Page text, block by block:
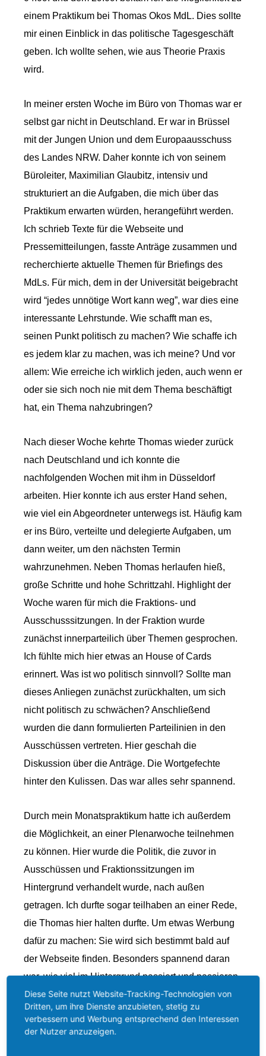
einem Praktikum bei Thomas Okos MdL. Dies sollte
mir einen Einblick in das politische Tagesgeschäft
geben. Ich wollte sehen, wie aus Theorie Praxis
wird.
In meiner ersten Woche im Büro von Thomas war er
selbst gar nicht in Deutschland. Er war in Brüssel
mit der Jungen Union und dem Europaausschuss
des Landes NRW. Daher konnte ich von seinem
Büroleiter, Maximilian Glaubitz, intensiv und
strukturiert an die Aufgaben, die mich über das
Praktikum erwarten würden, herangeführt werden.
Ich schrieb Texte für die Webseite und
Pressemitteilungen, fasste Anträge zusammen und
recherchierte aktuelle Themen für Briefings des
MdLs. Für mich, dem in der Universität beigebracht
wird “jedes unnötige Wort kann weg”, war dies eine
interessante Lehrstunde. Wie schafft man es,
seinen Punkt politisch zu machen? Wie schaffe ich
es jedem klar zu machen, was ich meine? Und vor
allem: Wie erreiche ich wirklich jeden, auch wenn er
oder sie sich noch nie mit dem Thema beschäftigt
hat, ein Thema nahzubringen?
Nach dieser Woche kehrte Thomas wieder zurück
nach Deutschland und ich konnte die
nachfolgenden Wochen mit ihm in Düsseldorf
arbeiten. Hier konnte ich aus erster Hand sehen,
wie viel ein Abgeordneter unterwegs ist. Häufig kam
er ins Büro, verteilte und delegierte Aufgaben, um
dann weiter, um den nächsten Termin
wahrzunehmen. Neben Thomas herlaufen hieß,
große Schritte und hohe Schrittzahl. Highlight der
Woche waren für mich die Fraktions- und
Ausschusssitzungen. In der Fraktion wurde
zunächst innerparteilich über Themen gesprochen.
Ich fühlte mich hier etwas an House of Cards
erinnert. Was ist wo politisch sinnvoll? Sollte man
dieses Anliegen zunächst zurückhalten, um sich
nicht politisch zu schwächen? Anschließend
wurden die dann formulierten Parteilinien in den
Ausschüssen vertreten. Hier geschah die
Diskussion über die Anträge. Die Wortgefechte
hinter den Kulissen. Das war alles sehr spannend.
Durch mein Monatspraktikum hatte ich außerdem
die Möglichkeit, an einer Plenarwoche teilnehmen
zu können. Hier wurde die Politik, die zuvor in
Ausschüssen und Fraktionssitzungen im
Hintergrund verhandelt wurde, nach außen
getragen. Ich durfte sogar teilhaben an einer Rede,
die Thomas hier halten durfte. Um etwas Werbung
dafür zu machen: Sie wird sich bestimmt bald auf
der Webseite finden. Besonders spannend daran
war, wie viel im Hintergrund passiert und passieren
muss, bevor letztlich beschlossen werden kann.
Hier lief Thomas auch nochmal zur Höchstform auf.
Die Besuche im Büro wurden kürzer und die Tage
Diese Seite nutzt Website-Tracking-Technologien von
Dritten, um ihre Dienste anzubieten, stetig zu
verbessern und Werbung entsprechend den Interessen
der Nutzer anzuzeigen.